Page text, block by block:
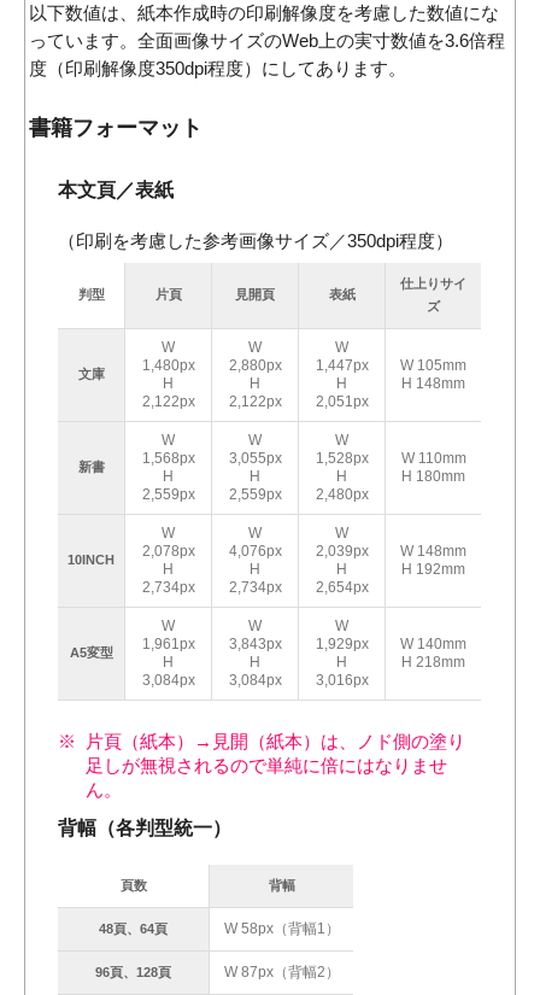
以下数値は、紙本作成時の印刷解像度を考慮した数値にな
っています。全面画像サイズのWeb上の実寸数値を3.6倍程
度（印刷解像度350dpi程度）にしてあります。
書籍フォーマット
本文頁／表紙
（印刷を考慮した参考画像サイズ／350dpi程度）
判型 片頁 見開頁 表紙
仕上りサイ
ズ
文庫
W
1,480px
H
2,122px
W
2,880px
H
2,122px
W
1,447px
H
2,051px
W 105mm
H 148mm
新書
W
1,568px
H
2,559px
W
3,055px
H
2,559px
W
1,528px
H
2,480px
W 110mm
H 180mm
10INCH
W
2,078px
H
2,734px
W
4,076px
H
2,734px
W
2,039px
H
2,654px
W 148mm
H 192mm
A5変型
W
1,961px
H
3,084px
W
3,843px
H
3,084px
W
1,929px
H
3,016px
W 140mm
H 218mm
片頁（紙本）→見開（紙本）は、ノド側の塗り
足しが無視されるので単純に倍にはなりませ
ん。
背幅（各判型統一）
頁数 背幅
48頁、64頁 W 58px（背幅1）
96頁、128頁 W 87px（背幅2）